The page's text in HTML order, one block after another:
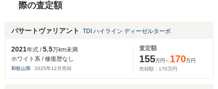
際の査定額
パサートヴァリアント TDI ハイライン ディーゼルターボ
2021年式 /5.5万km未満
ホワイト系 / 修復歴なし
和歌山県 2025年12 月売却
査定額
155万円～ 170万円
売却額： 170万円